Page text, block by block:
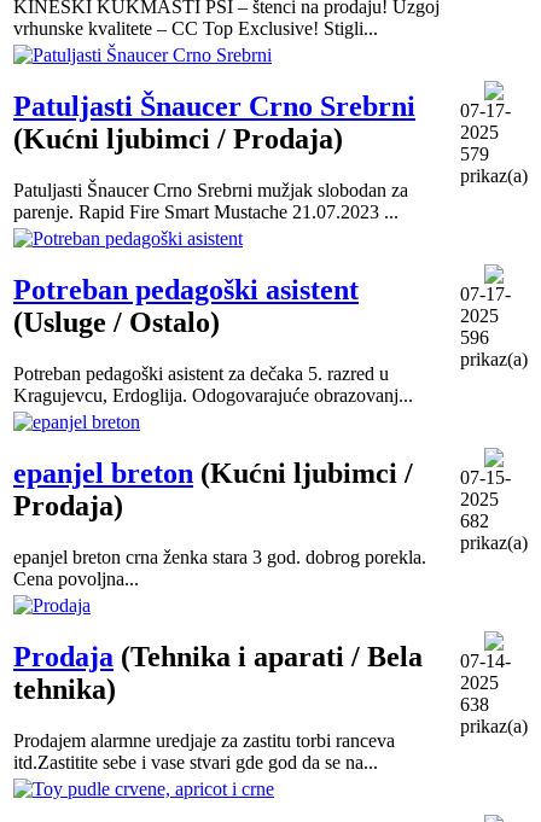
KINESKI KUKMASTI PSI – štenci na prodaju! Uzgoj
vrhunske kvalitete – CC Top Exclusive! Stigli...
Patuljasti Šnaucer Crno Srebrni
(Kućni ljubimci / Prodaja)
Patuljasti Šnaucer Crno Srebrni mužjak slobodan za
parenje. Rapid Fire Smart Mustache 21.07.2023 ...
07-17-
2025
579
prikaz(a)
Potreban pedagoški asistent
(Usluge / Ostalo)
Potreban pedagoški asistent za dečaka 5. razred u
Kragujevcu, Erdoglija. Odogovarajuće obrazovanj...
07-17-
2025
596
prikaz(a)
epanjel breton (Kućni ljubimci /
Prodaja)
epanjel breton crna ženka stara 3 god. dobrog porekla.
Cena povoljna...
07-15-
2025
682
prikaz(a)
Prodaja (Tehnika i aparati / Bela
tehnika)
Prodajem alarmne uredjaje za zastitu torbi ranceva
itd.Zastitite sebe i vase stvari gde god da se na...
07-14-
2025
638
prikaz(a)